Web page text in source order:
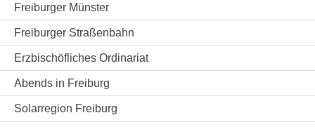
Freiburger Münster
Freiburger Straßenbahn
Erzbischöfliches Ordinariat
Abends in Freiburg
Solarregion Freiburg